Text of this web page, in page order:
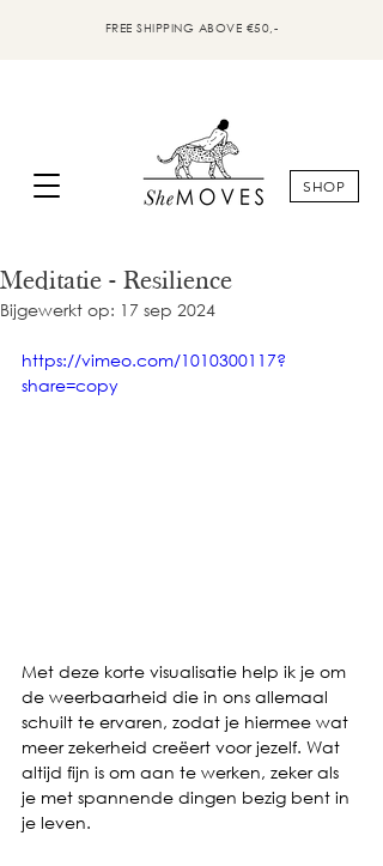
FREE SHIPPING ABOVE €50,-
SHOP
Meditatie - Resilience
Bijgewerkt op: 17 sep 2024
https://vimeo.com/1010300117?
share=copy
Met deze korte visualisatie help ik je om
de weerbaarheid die in ons allemaal
schuilt te ervaren, zodat je hiermee wat
meer zekerheid creëert voor jezelf. Wat
altijd fijn is om aan te werken, zeker als
je met spannende dingen bezig bent in
je leven.